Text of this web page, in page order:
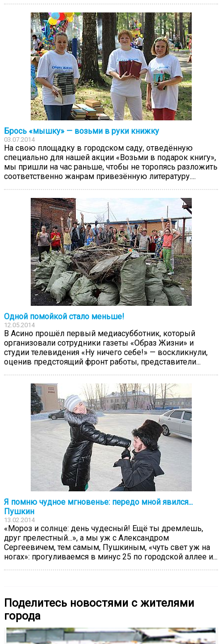
Брось «мышку» — возьми в руки книжку
03.07.2014
На свою площадку в городском саду, отведённую
специально для нашей акции «Возьми в подарок книгу»,
мы пришли на час раньше, чтобы не торопясь разложить
соответственно жанрам привезённую литературу....
Одной помойкой стало меньше!
12.05.2014
В Асино прошёл первый медиасубботник, который
организовали сотрудники газеты «Образ Жизни» и
студии телевидения «Ну ничего себе!» — воскликнули,
оценив предстоящий фронт работы, представители...
Я помню чудное мгновенье: передо мной явился...
Пушкин
13.02.2014
«Мороз и солнце: день чудесный! Ещё ты дремлешь,
друг прелестный...», а мы уж с Александром
Сергеевичем, тем самым, Пушкиным, «чуть свет уж на
ногах»: прогуливаемся в минус 25 по городской аллее и...
Поделитесь новостями с жителями
города